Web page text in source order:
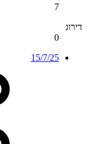
7
דירוג
0
15/7/25